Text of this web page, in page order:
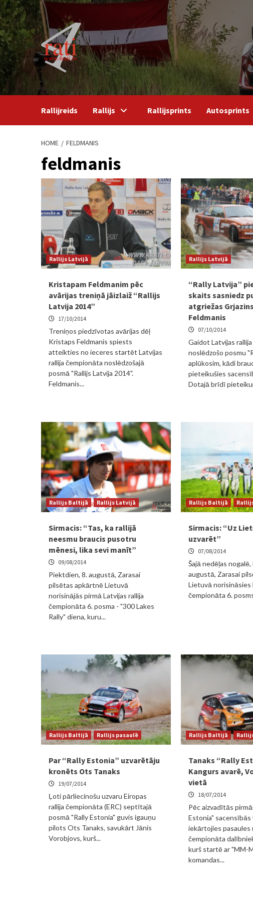
Skip
to
content
Rallijreids Rallijs Rallijsprints Autosprints
HOME FELDMANIS
feldmanis
Rallijs Latvijā
Kristapam Feldmanim pēc
avārijas treniņā jāizlaiž “Rallijs
Latvija 2014”
17/10/2014
Treniņos piedzīvotas avārijas dēļ
Kristaps Feldmanis spiests
atteikties no ieceres startēt Latvijas
rallija čempionāta noslēdzošajā
posmā "Rallijs Latvija 2014".
Feldmanis...
Rallijs Latvijā
“Rally Latvija”
skaits sasniedz
atgriežas
Feldmanis
07/10/2014
Gaidot Latvijas
noslēdzošo posmu
aplūkosim, kādi
pieteikušies
Dotajā brīdī
Rallijs Baltijā Rallijs Latvijā
Sirmacis: “Tas, ka rallijā
neesmu braucis pusotru
mēnesi, lika sevi manīt”
09/08/2014
Piektdien, 8. augustā, Zarasai
pilsētas apkārtnē Lietuvā
norisinājās pirmā Latvijas rallija
čempionāta 6. posma - "300 Lakes
Rally" diena, kuru...
Rallijs Baltijā
Sirmacis: “Uz
uzvarēt”
07/08/2014
Šajā nedēļas nogalē,
augustā, Zarasai
Lietuvā norisināsies
čempionāta 6.
Rallijs Baltijā Rallijs pasaulē
Par “Rally Estonia” uzvarētāju
kronēts Ots Tanaks
19/07/2014
Ļoti pārliecinošu uzvaru Eiropas
rallija čempionāta (ERC) septītajā
posmā "Rally Estonia" guvis igauņu
pilots Ots Tanaks, savukārt Jānis
Vorobjovs, kurš...
Rallijs Baltijā
Tanaks “Rally
Kangurs avarē,
vietā
18/07/2014
Pēc aizvadītās
Estonia" sacensībās
iekārtojies pasaules
čempionāta
kurš startē ar "MM-
komandas...